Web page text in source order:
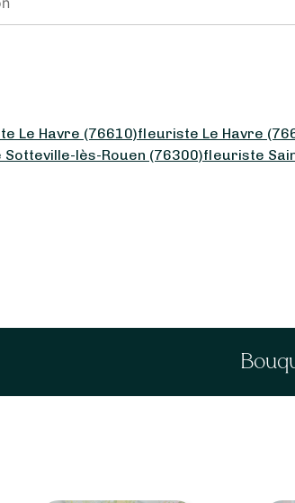
Le Havre (76610)fleuriste Le Havre
lès-Rouen (76300)fleuriste